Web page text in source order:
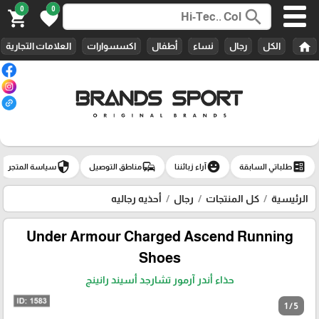
search
0
favorite
0
shopping_cart
home الكل رجال نساء أطفال اكسسوارات العلامات التجارية
ballotطلباتي السابقة emoji_emotionsآراء زبائننا commuteمناطق التوصيل securityسياسة المتجر
الرئيسية كل المنتجات رجال أحذيه رجاليه
Under Armour Charged Ascend Running
Shoes
حذاء أندر آرمور تشارجد أسيند رانينج
1 / 5